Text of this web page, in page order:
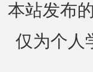
本站发布
仅为个人